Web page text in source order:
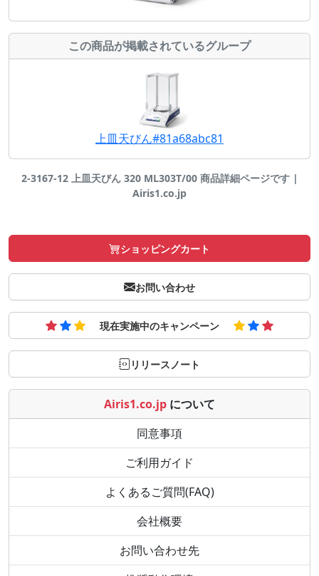
この商品が掲載されているグループ
上皿天びん#81a68abc81
2-3167-12 上皿天びん 320 ML303T/00 商品詳細ページです |
Airis1.co.jp
ショッピングカート
お問い合わせ
現在実施中のキャンペーン
リリースノート
Airis1.co.jp について
同意事項
ご利用ガイド
よくあるご質問(FAQ)
会社概要
お問い合わせ先